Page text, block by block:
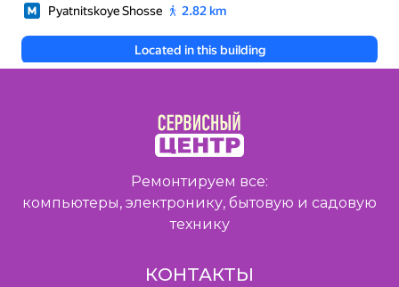
Ремонтируем все:
компьютеры, электронику, бытовую и садовую
технику
КОНТАКТЫ